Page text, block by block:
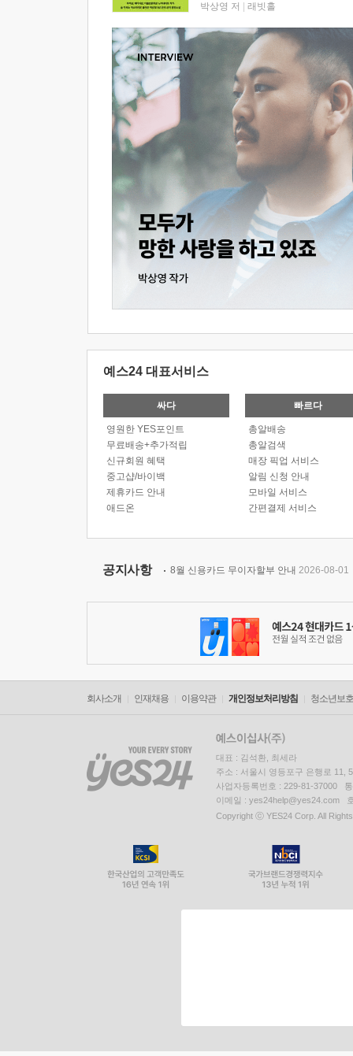
박상영 저 래빗홀
예스24 대표서비스
싸다
영원한 YES포인트
무료배송+추가적립
신규회원 혜택
중고샵/바이백
제휴카드 안내
애드온
빠르다
총알배송
총알검색
매장 픽업 서비스
알림 신청 안내
모바일 서비스
간편결제 서비스
공지사항 8월 신용카드 무이자할부 안내 2026-08-01
회사소개 인재채용 이용약관 개인정보처리방침 청소년보
대표 : 김석환, 최세라
주소 : 서울시 영등포구 은행로 11,
사업자등록번호 : 229-81-37000
이메일 : yes24help@yes24.com
Copyright ⓒ YES24 Corp. All